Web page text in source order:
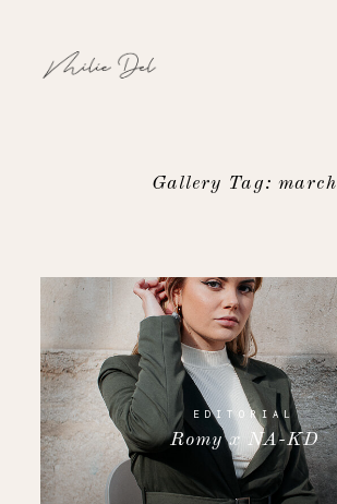
WORK
ABOUT
CONTACT
Gallery Tag: march
EDITORIAL
Romy x NA-KD